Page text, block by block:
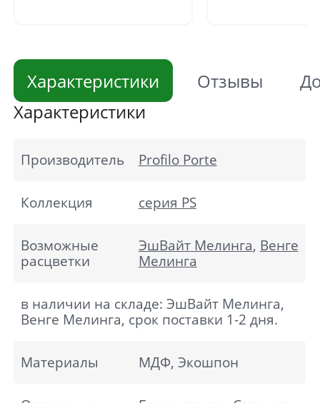
Характеристики Отзывы
Характеристики
Производитель Profilo Porte
Коллекция серия PS
Возможные
расцветки
ЭшВайт Мелинга, Венге
Мелинга
в наличии на складе: ЭшВайт Мелинга,
Венге Мелинга, срок поставки 1-2 дня.
Материалы МДФ, Экошпон